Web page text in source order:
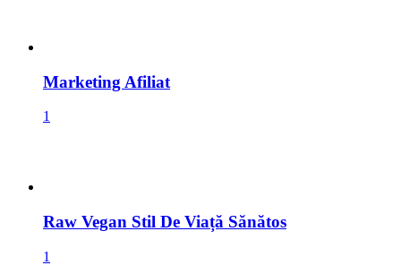
Marketing Afiliat
1
Raw Vegan Stil De Viață Sănătos
1